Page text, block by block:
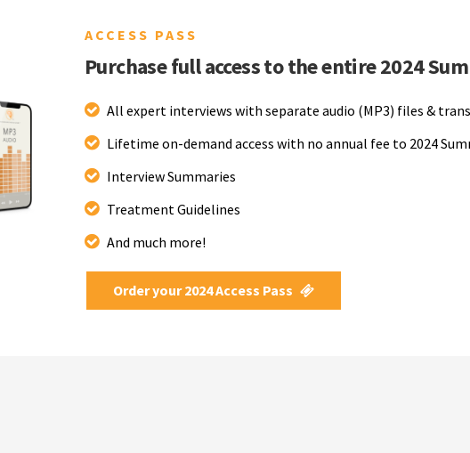
ACCESS PASS
Purchase full access to the entire 2024
All expert interviews with separate audio (MP3) files &
Lifetime on-demand access with no annual fee to 2024
Interview Summaries
Treatment Guidelines
And much more!
Order your 2024 Access Pass